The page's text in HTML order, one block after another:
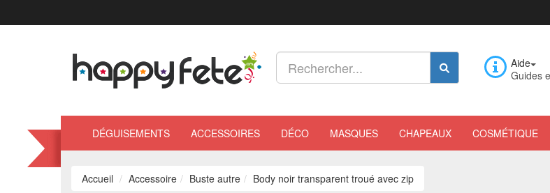
Aide
Guides
DÉGUISEMENTS ACCESSOIRES DÉCO MASQUES CHAPEAUX COSMÉTIQUE
Accueil Accessoire Buste autre Body noir transparent troué avec zip